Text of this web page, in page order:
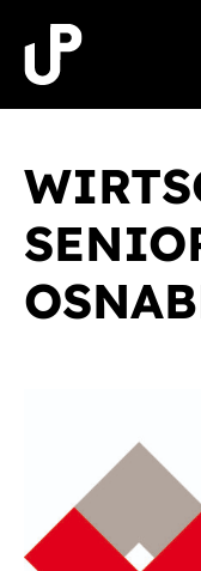
Inhalt
springen